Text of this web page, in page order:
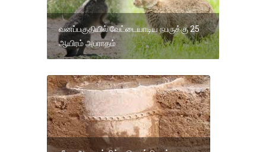
வனப்பகுதியில் வேட்டையாடிய நபருக்கு 25
ஆயிரம் அபராதம்